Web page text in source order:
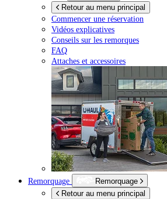
Retour au menu principal
Commencer une réservation
Vidéos explicatives
Conseils sur les remorques
FAQ
Attaches et accessoires
Remorquage
Remorquage
Retour au menu principal